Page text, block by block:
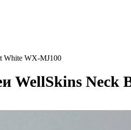
White WX-MJ100
Neck